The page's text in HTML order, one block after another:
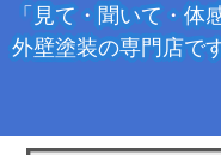
「見て・聞いて・体
外壁塗装の専門店で